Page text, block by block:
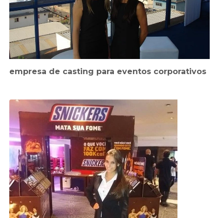
empresa de casting para eventos corporativos